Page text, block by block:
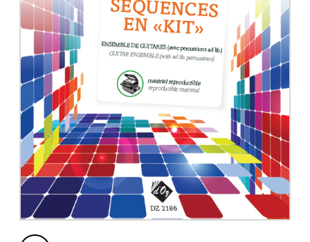
AUTRES PRODUITS